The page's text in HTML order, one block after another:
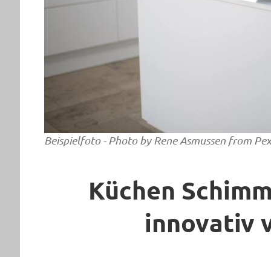
Beispielfoto - Photo by Rene Asmussen from
Küchen
innovativ